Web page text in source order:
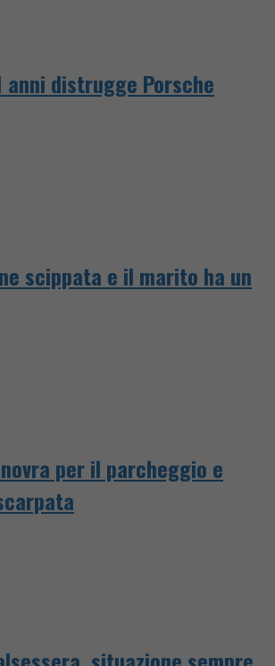
anni distrugge Porsche
scippata e il marito ha un
per il parcheggio e